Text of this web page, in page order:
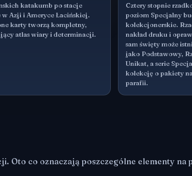
katakumb po stacje
w Azji i Ameryce Łacińskiej.
karty tworzą kompletny,
atlas wiary i determinacji.
Cztery stopnie
poziom Specjalny
kolekcjonerskie.
nakład druku i
sam święty może
jako Podstawowy,
Unikat, a serie
kolekcję o pakiety
parafii.
Oto co oznaczają poszczególne elementy na